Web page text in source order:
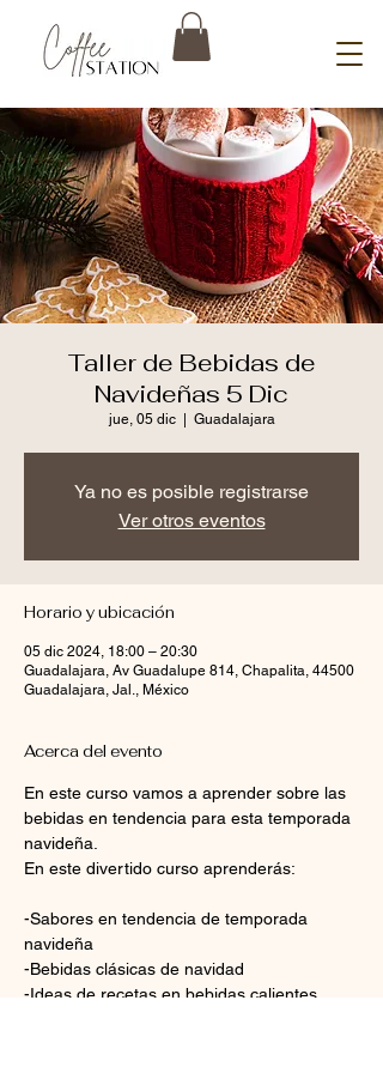
Taller de Bebidas de
Navideñas 5 Dic
jue, 05 dic
  |
Guadalajara
Ya no es posible registrarse
Ver otros eventos
Horario y ubicación
05 dic 2024, 18:00 – 20:30
Guadalajara, Av Guadalupe 814, Chapalita, 44500
Guadalajara, Jal., México
Acerca del evento
En este curso vamos a aprender sobre las
bebidas en tendencia para esta temporada
navideña.
En este divertido curso aprenderás:
-Sabores en tendencia de temporada
navideña
-Bebidas clásicas de navidad
-Ideas de recetas en bebidas calientes,